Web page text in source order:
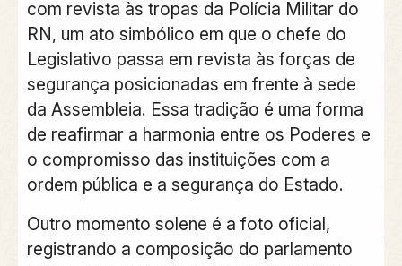
com revista às tropas da Polícia Militar do
RN, um ato simbólico em que o chefe do
Legislativo passa em revista às forças de
segurança posicionadas em frente à sede
da Assembleia. Essa tradição é uma forma
de reafirmar a harmonia entre os Poderes e
o compromisso das instituições com a
ordem pública e a segurança do Estado.
Outro momento solene é a foto oficial,
registrando a composição do parlamento